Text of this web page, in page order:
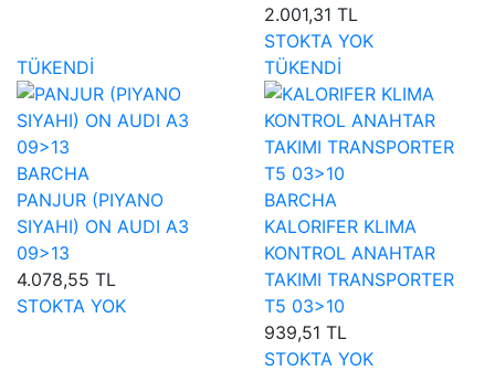
2.001,31 TL
STOKTA YOK
TÜKENDİ
BARCHA
PANJUR (PIYANO
SIYAHI) ON AUDI A3
09>13
4.078,55 TL
STOKTA YOK
TÜKENDİ
BARCHA
KALORIFER KLIMA
KONTROL ANAHTAR
TAKIMI TRANSPORTER
T5 03>10
939,51 TL
STOKTA YOK